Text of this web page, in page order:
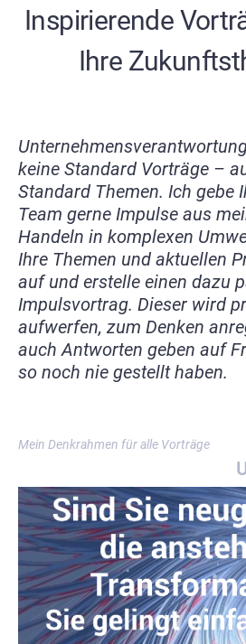
Inspirierende
Ihre
keine Standard Vorträge –
Standard Themen. Ich gebe
Team gerne Impulse aus
Handeln in komplexen
Ihre Themen und aktuellen
auf und erstelle einen dazu
Impulsvortrag. Dieser wird
aufwerfen, zum Denken
auch Antworten geben auf
so noch nie gestellt haben.
Mein Denkrahmen für alle Vorträge